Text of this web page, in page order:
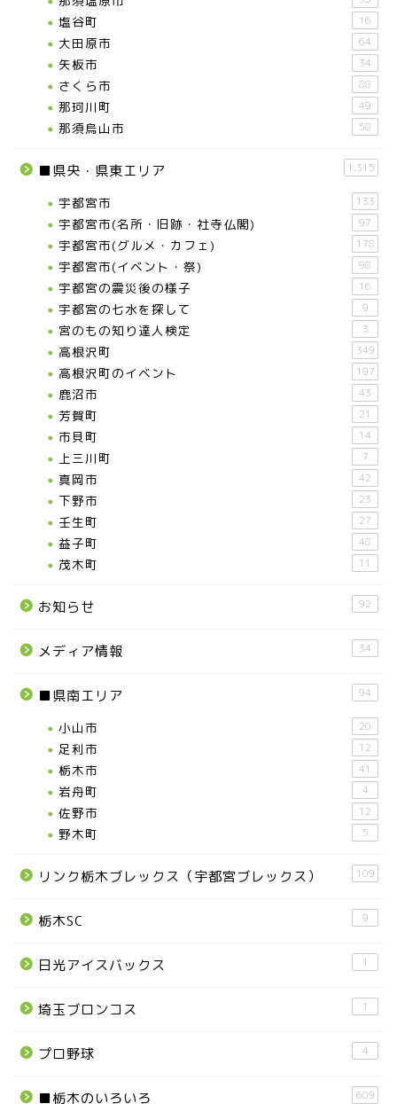
塩谷町 16
大田原市 64
矢板市 34
さくら市 88
那珂川町 49
那須烏山市 58
■県央・県東エリア 1,315
宇都宮市 133
宇都宮市(名所・旧跡・社寺仏閣) 97
宇都宮市(グルメ・カフェ) 178
宇都宮市(イベント・祭) 98
宇都宮の震災後の様子 16
宇都宮の七水を探して 9
宮のもの知り達人検定 3
高根沢町 349
高根沢町のイベント 197
鹿沼市 43
芳賀町 21
市貝町 14
上三川町 7
真岡市 42
下野市 23
壬生町 27
益子町 48
茂木町 11
お知らせ 92
メディア情報 34
■県南エリア 94
小山市 20
足利市 12
栃木市 41
岩舟町 4
佐野市 12
野木町 5
リンク栃木ブレックス（宇都宮ブレックス） 109
栃木SC 9
日光アイスバックス 1
埼玉ブロンコス 1
プロ野球 4
■栃木のいろいろ 609
お知らせ
メディア情報